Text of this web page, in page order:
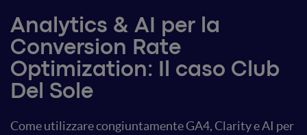
Analytics & AI per la
Conversion Rate
Optimization: Il caso Club
Del Sole
Come utilizzare congiuntamente GA4, Clarity e AI per